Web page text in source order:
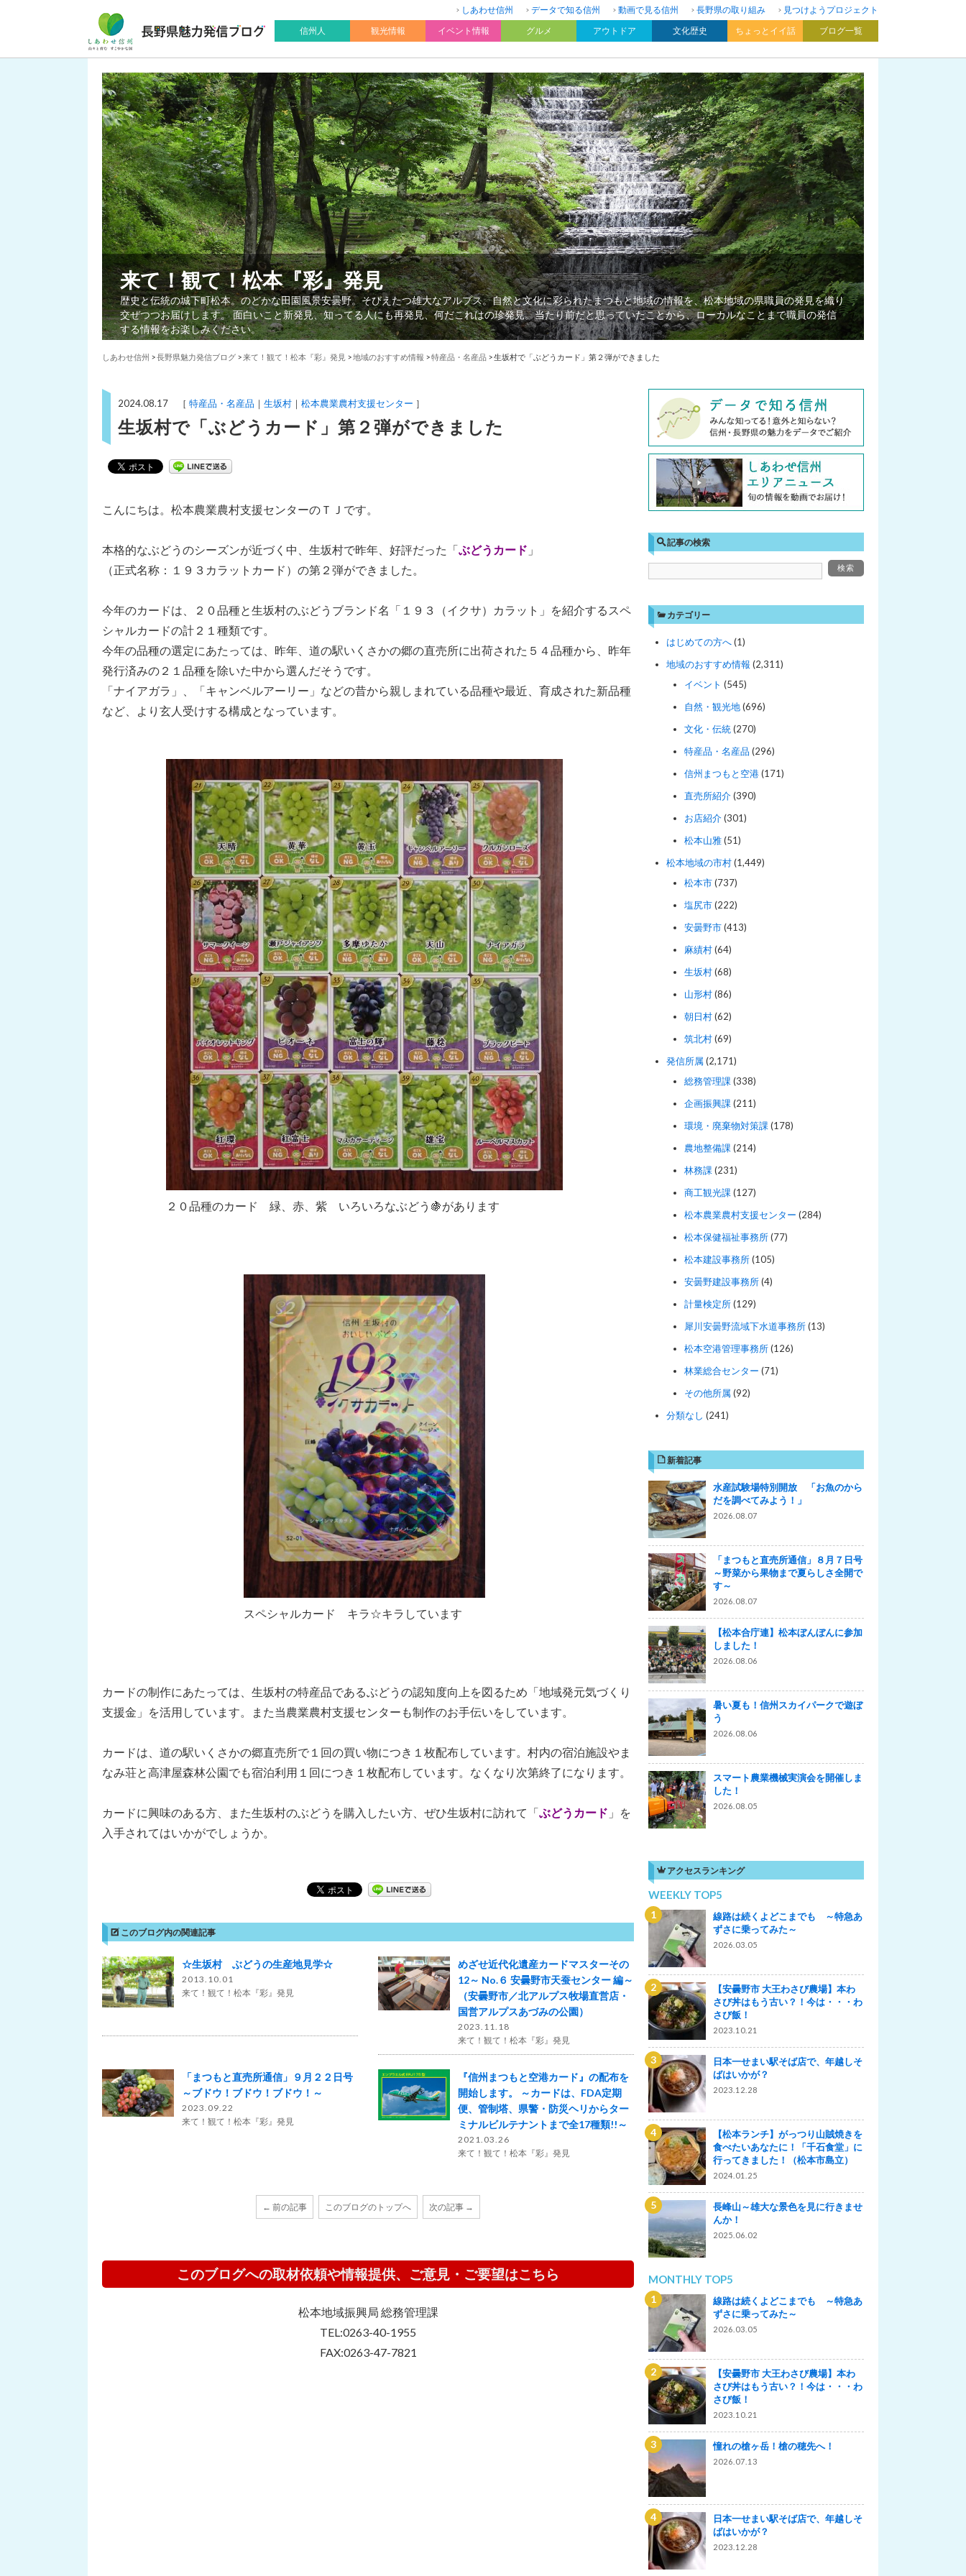
しあわせ信州 データで知る信州 動画で見る信州 長野県の取り組み
見つけようプロジェクト
信州人
観光情報 イベント情報 グルメ アウトドア 文化歴史 ちょっとイイ話 ブログ一覧
来て！観て！松本『彩』発見
歴史と伝統の城下町松本。のどかな田園風景安曇野。そびえたつ雄大なアルプス。自然と文化に彩られたまつもと地域の情報を、松本地域の県職員の発見を織り
交ぜつつお届けします。 面白いこと新発見、知ってる人にも再発見、何だこれはの珍発見。当たり前だと思っていたことから、ローカルなことまで職員の発信
する情報をお楽しみください。
しあわせ信州 >長野県魅力発信ブログ >来て！観て！松本『彩』発見 >地域のおすすめ情報 >特産品・名産品 >生坂村で「ぶどうカード」第２弾ができました
2024.08.17 ［ 特産品・名産品 生坂村 松本農業農村支援センター ］
生坂村で「ぶどうカード」第２弾ができました
こんにちは。松本農業農村支援センターのＴＪです。
本格的なぶどうのシーズンが近づく中、生坂村で昨年、好評だった「ぶどうカード 」
（正式名称：１９３カラットカード）の第２弾ができました。
今年のカードは、２０品種と生坂村のぶどうブランド名「１９３（イクサ）カラット」を紹介するスペ
シャルカードの計２１種類です。
今年の品種の選定にあたっては、昨年、道の駅いくさかの郷の直売所に出荷された５４品種から、昨年
発行済みの２１品種を除いた中から選んだそうです。
「ナイアガラ」、「キャンベルアーリー」などの昔から親しまれている品種や最近、育成された新品種
など、より玄人受けする構成となっています。
２０品種のカード 緑、赤、紫 いろいろなぶどう🍇があります
スペシャルカード キラ☆キラしています
カードの制作にあたっては、生坂村の特産品であるぶどうの認知度向上を図るため「地域発元気づくり
支援金」を活用しています。また当農業農村支援センターも制作のお手伝いをしています。
カードは、道の駅いくさかの郷直売所で１回の買い物につき１枚配布しています。村内の宿泊施設やま
なみ荘と高津屋森林公園でも宿泊利用１回につき１枚配布しています。なくなり次第終了になります。
カードに興味のある方、また生坂村のぶどうを購入したい方、ぜひ生坂村に訪れて「ぶどうカード 」を
入手されてはいかがでしょうか。
このブログ内の関連記事
☆生坂村 ぶどうの生産地見学☆
2013.10.01
来て！観て！松本『彩』発見
めざせ近代化遺産カードマスターその
12～ No.６ 安曇野市天蚕センター 編～
（安曇野市／北アルプス牧場直営店・
国営アルプスあづみの公園）
2023.11.18
来て！観て！松本『彩』発見
「まつもと直売所通信」９月２２日号
～ブドウ！ブドウ！ブドウ！～
2023.09.22
来て！観て！松本『彩』発見
『信州まつもと空港カード』の配布を
開始します。 ～カードは、FDA定期
便、管制塔、県警・防災ヘリからター
ミナルビルテナントまで全17種類!!～
2021.03.26
来て！観て！松本『彩』発見
← 前の記事 このブログのトップへ 次の記事 →
このブログへの取材依頼や情報提供、ご意見・ご要望はこちら
松本地域振興局 総務管理課
TEL:0263-40-1955
FAX:0263-47-7821
記事の検索
カテゴリー
はじめての方へ(1)
地域のおすすめ情報 (2,311)
イベント (545)
自然・観光地(696)
文化・伝統(270)
特産品・名産品 (296)
信州まつもと空港(171)
直売所紹介(390)
お店紹介(301)
松本山雅(51)
松本地域の市村(1,449)
松本市(737)
塩尻市(222)
安曇野市(413)
麻績村(64)
生坂村(68)
山形村(86)
朝日村(62)
筑北村(69)
発信所属(2,171)
総務管理課 (338)
企画振興課 (211)
環境・廃棄物対策課 (178)
農地整備課 (214)
林務課 (231)
商工観光課 (127)
松本農業農村支援センター (284)
松本保健福祉事務所(77)
松本建設事務所(105)
安曇野建設事務所(4)
計量検定所(129)
犀川安曇野流域下水道事務所(13)
松本空港管理事務所(126)
林業総合センター (71)
その他所属(92)
分類なし (241)
新着記事
水産試験場特別開放 「お魚のから
だを調べてみよう！」
2026.08.07
「まつもと直売所通信」８月７日号
～野菜から果物まで夏らしさ全開で
す～
2026.08.07
【松本合庁連】松本ぼんぼんに参加
しました！
2026.08.06
暑い夏も！信州スカイパークで遊ぼ
う
2026.08.06
スマート農業機械実演会を開催しま
した！
2026.08.05
アクセスランキング
WEEKLY TOP5
線路は続くよどこまでも ～特急あ
ずさに乗ってみた～
2026.03.05
【安曇野市 大王わさび農場】本わ
さび丼はもう古い？！今は・・・わ
さび飯！
2023.10.21
日本一せまい駅そば店で、年越しそ
ばはいかが？
2023.12.28
【松本ランチ】がっつり山賊焼きを
食べたいあなたに！「千石食堂」に
行ってきました！（松本市島立）
2024.01.25
長峰山～雄大な景色を見に行きませ
んか！
2025.06.02
MONTHLY TOP5
線路は続くよどこまでも ～特急あ
ずさに乗ってみた～
2026.03.05
【安曇野市 大王わさび農場】本わ
さび丼はもう古い？！今は・・・わ
さび飯！
2023.10.21
憧れの槍ヶ岳！槍の穂先へ！
2026.07.13
日本一せまい駅そば店で、年越しそ
ばはいかが？
2023.12.28